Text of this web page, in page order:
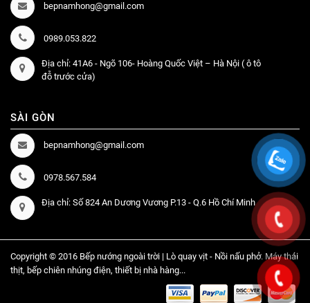
bepnamhong@gmail.com
0989.053.822
Địa chỉ: 41A6 - Ngõ 106- Hoàng Quốc Việt – Hà Nội ( ô tô
đỗ trước cửa)
SÀI GÒN
bepnamhong@gmail.com
0978.567.584
Địa chỉ: Số 824 An Dương Vương P.13 - Q.6 Hồ Chí Minh
Copyright © 2016 Bếp nướng ngoài trời | Lò quay vịt - Nồi nấu phở. Máy thái
thịt, bếp chiên nhúng điện, thiết bị nhà hàng...